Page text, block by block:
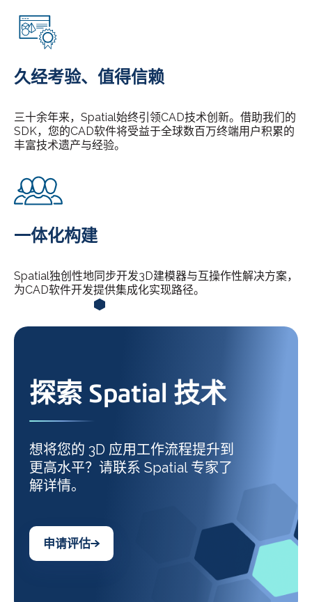
久经考验、值得信赖
三十余年来，Spatial始终引领CAD技术创新。借助我们的
SDK，您的CAD软件将受益于全球数百万终端用户积累的
丰富技术遗产与经验。
一体化构建
Spatial独创性地同步开发3D建模器与互操作性解决方案，
为CAD软件开发提供集成化实现路径。
探索 Spatial 技术
想将您的 3D 应用工作流程提升到
更高水平？请联系 Spatial 专家了
解详情。
申请评估